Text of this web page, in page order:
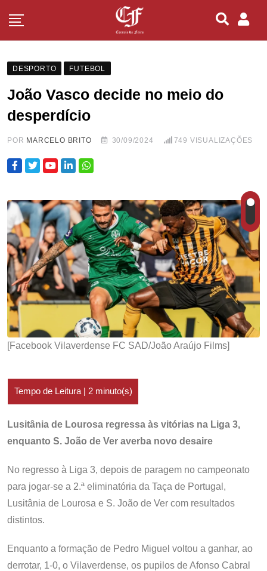
DESPORTO FUTEBOL
João Vasco decide no meio do
desperdício
POR MARCELO BRITO 30/09/2024 749 VISUALIZAÇÕES
[Facebook Vilaverdense FC SAD/João Araújo Films]
Lusitânia de Lourosa regressa às vitórias na Liga 3,
enquanto S. João de Ver averba novo desaire
No regresso à Liga 3, depois de paragem no campeonato
para jogar-se a 2.ª eliminatória da Taça de Portugal,
Lusitânia de Lourosa e S. João de Ver com resultados
distintos.
Enquanto a formação de Pedro Miguel voltou a ganhar, ao
derrotar, 1-0, o Vilaverdense, os pupilos de Afonso Cabral